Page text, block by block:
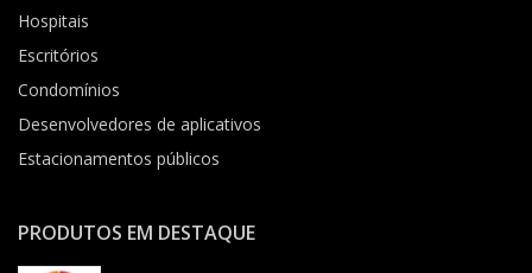
Hospitais
Escritórios
Condomínios
Desenvolvedores de aplicativos
Estacionamentos públicos
PRODUTOS EM DESTAQUE